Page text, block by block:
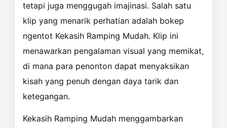
tetapi juga menggugah imajinasi. Salah satu
klip yang menarik perhatian adalah bokep
ngentot Kekasih Ramping Mudah. Klip ini
menawarkan pengalaman visual yang memikat,
di mana para penonton dapat menyaksikan
kisah yang penuh dengan daya tarik dan
ketegangan.
Kekasih Ramping Mudah menggambarkan